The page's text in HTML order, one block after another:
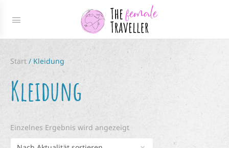
Start / Kleidung
Kleidung
Einzelnes Ergebnis wird angezeigt